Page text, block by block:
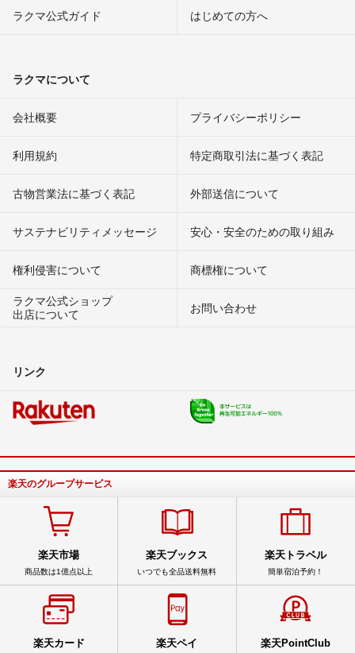
ラクマ公式ガイド はじめての方へ
ラクマについて
会社概要 プライバシーポリシー
利用規約 特定商取引法に基づく表記
古物営業法に基づく表記 外部送信について
サステナビリティメッセージ 安心・安全のための取り組み
権利侵害について
商標権について
ラクマ公式ショップ
出店について
お問い合わせ
リンク
楽天のグループサービス
楽天市場
商品数は1億点以上
楽天ブックス
いつでも全品送料無料
楽天トラベル
簡単宿泊予約！
楽天カード 楽天ペイ 楽天PointClub